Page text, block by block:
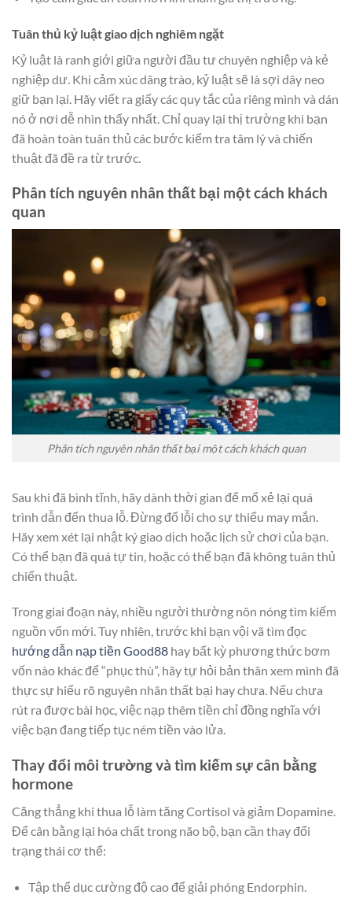
Tuân thủ kỷ luật giao dịch nghiêm ngặt
Kỷ luật là ranh giới giữa người đầu tư chuyên nghiệp và kẻ
nghiệp dư. Khi cảm xúc dâng trào, kỷ luật sẽ là sợi dây neo
giữ bạn lại. Hãy viết ra giấy các quy tắc của riêng mình và dán
nó ở nơi dễ nhìn thấy nhất. Chỉ quay lại thị trường khi bạn
đã hoàn toàn tuân thủ các bước kiểm tra tâm lý và chiến
thuật đã đề ra từ trước.
Phân tích nguyên nhân thất bại một cách khách
quan
Phân tích nguyên nhân thất bại một cách khách quan
Sau khi đã bình tĩnh, hãy dành thời gian để mổ xẻ lại quá
trình dẫn đến thua lỗ. Đừng đổ lỗi cho sự thiếu may mắn.
Hãy xem xét lại nhật ký giao dịch hoặc lịch sử chơi của bạn.
Có thể bạn đã quá tự tin, hoặc có thể bạn đã không tuân thủ
chiến thuật.
Trong giai đoạn này, nhiều người thường nôn nóng tìm kiếm
nguồn vốn mới. Tuy nhiên, trước khi bạn vội vã tìm đọc
hướng dẫn nạp tiền Good88 hay bất kỳ phương thức bơm
vốn nào khác để “phục thù”, hãy tự hỏi bản thân xem mình đã
thực sự hiểu rõ nguyên nhân thất bại hay chưa. Nếu chưa
rút ra được bài học, việc nạp thêm tiền chỉ đồng nghĩa với
việc bạn đang tiếp tục ném tiền vào lửa.
Thay đổi môi trường và tìm kiếm sự cân bằng
hormone
Căng thẳng khi thua lỗ làm tăng Cortisol và giảm Dopamine.
Để cân bằng lại hóa chất trong não bộ, bạn cần thay đổi
trạng thái cơ thể:
Tập thể dục cường độ cao để giải phóng Endorphin.